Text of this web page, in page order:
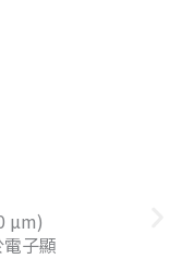
µm)
子顯